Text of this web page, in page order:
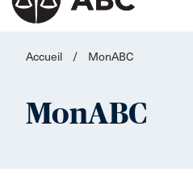
Accueil / MonABC
MonABC